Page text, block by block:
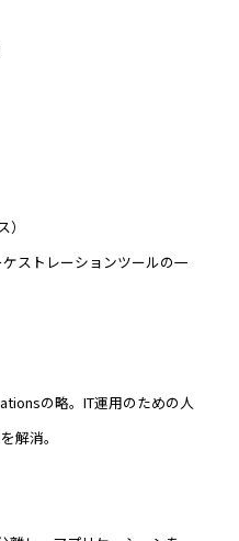
ストレーションツールの一
の略。IT運用のための人
解消。